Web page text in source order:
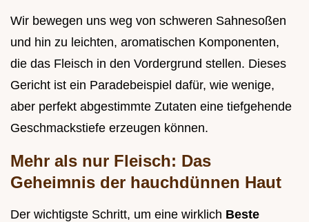
Wir bewegen uns weg von schweren Sahnesoßen
und hin zu leichten, aromatischen Komponenten,
die das Fleisch in den Vordergrund stellen. Dieses
Gericht ist ein Paradebeispiel dafür, wie wenige,
aber perfekt abgestimmte Zutaten eine tiefgehende
Geschmackstiefe erzeugen können.
Mehr als nur Fleisch: Das
Geheimnis der hauchdünnen Haut
Der wichtigste Schritt, um eine wirklich Beste